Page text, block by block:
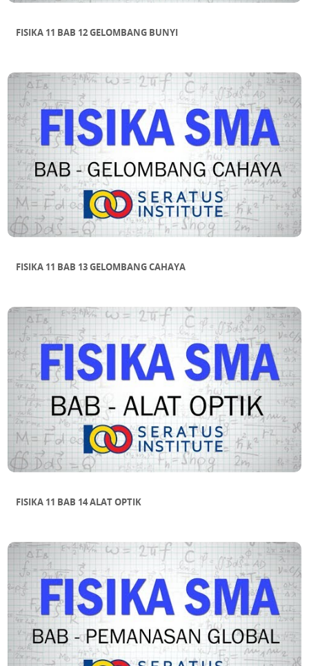
FISIKA 11 BAB 12 GELOMBANG BUNYI
FISIKA 11 BAB 13 GELOMBANG CAHAYA
FISIKA 11 BAB 14 ALAT OPTIK